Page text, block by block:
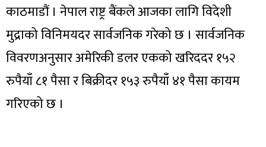
काठमाडौं । नेपाल राष्ट्र बैंकले आजका लागि विदेशी
मुद्राको विनिमयदर सार्वजनिक गरेको छ । सार्वजनिक
विवरणअनुसार अमेरिकी डलर एकको खरिददर १५२
रुपैयाँ ८१ पैसा र बिक्रीदर १५३ रुपैयाँ ४१ पैसा कायम
गरिएको छ ।